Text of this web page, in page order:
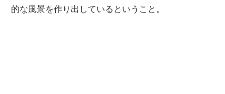
的な風景を作り出しているということ。